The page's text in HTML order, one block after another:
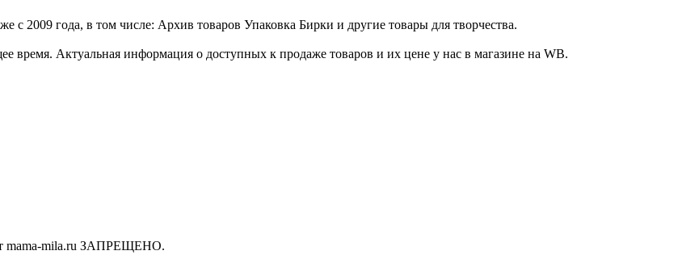
2009 года, в том числе: Архив товаров Упаковка Бирки и другие товары для творчества.
Актуальная информация о доступных к продаже товаров и их цене у нас в магазине на WB.
mama-mila.ru ЗАПРЕЩЕНО.